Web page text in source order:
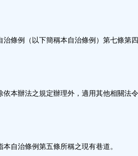
治條例（以下簡稱本自治條例）第七條第
依本辦法之規定辦理外，適用其他相關法
自治條例第五條所稱之現有巷道。